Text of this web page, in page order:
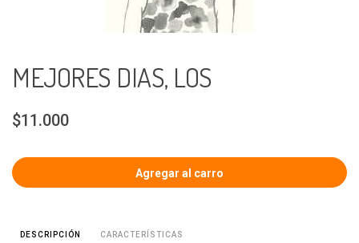
MEJORES DIAS, LOS
$11.000
DESCRIPCIÓN CARACTERÍSTICAS